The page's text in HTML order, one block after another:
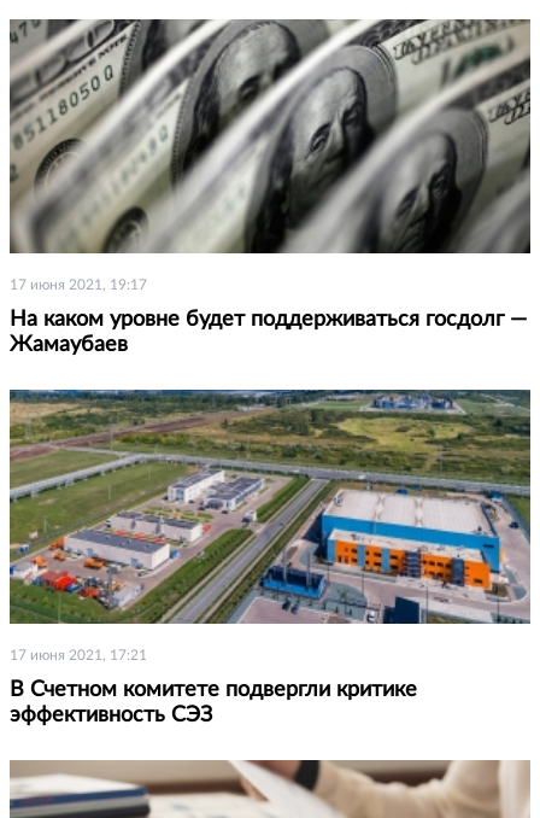
17 июня 2021, 19:17
На каком уровне будет поддерживаться госдолг —
Жамаубаев
17 июня 2021, 17:21
В Счетном комитете подвергли критике
эффективность СЭЗ